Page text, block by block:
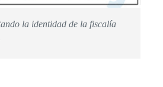
la identidad de la fiscalía